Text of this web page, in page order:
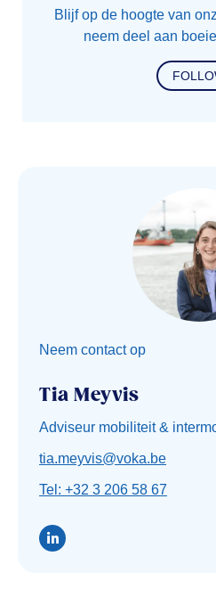
Blijf op de hoogte van
neem deel aan
Neem contact op
Tia Meyvis
Adviseur mobiliteit &
tia.meyvis@voka.be
Tel: +32 3 206 58 67